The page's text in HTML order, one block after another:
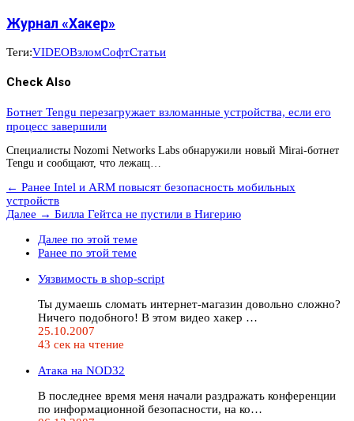
Журнал «Хакер»
Теги:VIDEOВзломСофтСтатьи
Check Also
Ботнет Tengu перезагружает взломанные устройства, если его
процесс завершили
Специалисты Nozomi Networks Labs обнаружили новый Mirai-ботнет
Tengu и сообщают, что лежащ…
← Ранее Intel и ARM повысят безопасность мобильных
устройств
Далее → Билла Гейтса не пустили в Нигерию
Далее по этой теме
Ранее по этой теме
Уязвимость в shop-sсriрt
Ты думаешь сломать интернет-магазин довольно сложно?
Ничего подобного! В этом видео хакер …
25.10.2007
43 сек на чтение
Атака на NOD32
В последнее время меня начали раздражать конференции
по информационной безопасности, на ко…